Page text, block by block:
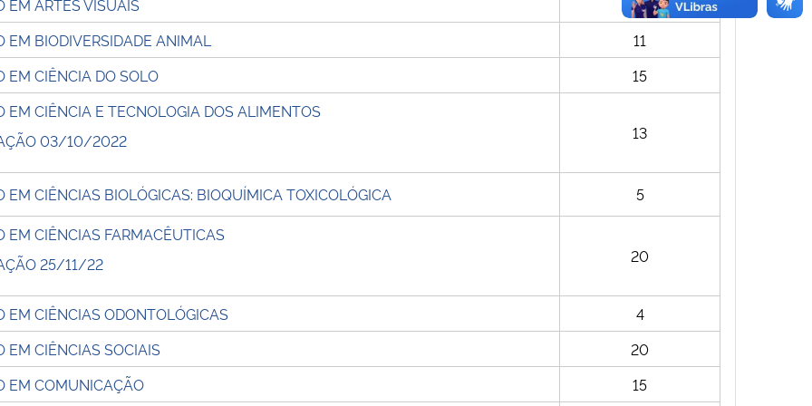
EM ARTES VISUAIS
10
EM BIODIVERSIDADE ANIMAL
11
EM CIÊNCIA DO SOLO
15
EM CIÊNCIA E TECNOLOGIA DOS ALIMENTOS
03/10/2022
13
EM CIÊNCIAS BIOLÓGICAS: BIOQUÍMICA TOXICOLÓGICA
5
EM CIÊNCIAS FARMACÊUTICAS
25/11/22
20
EM CIÊNCIAS ODONTOLÓGICAS
4
EM CIÊNCIAS SOCIAIS
20
EM COMUNICAÇÃO
15